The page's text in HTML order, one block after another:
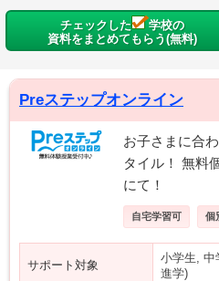
チェックした
学校の
資料をまとめてもらう(無料)
Preステップオンライン
お子さまに合
タイル！ 無料
にて！
自宅学習可 個
サポート対象
小学生, 中
進学)